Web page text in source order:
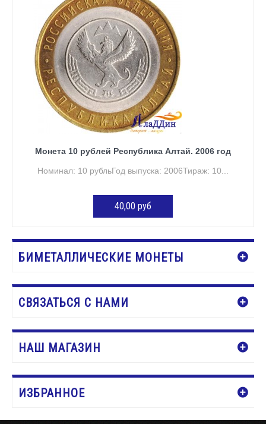
Монета 10 рублей Республика Алтай. 2006 год
Номинал: 10 рубльГод выпуска: 2006Тираж: 10...
40,00 руб
БИМЕТАЛЛИЧЕСКИЕ МОНЕТЫ
СВЯЗАТЬСЯ С НАМИ
НАШ МАГАЗИН
ИЗБРАННОЕ